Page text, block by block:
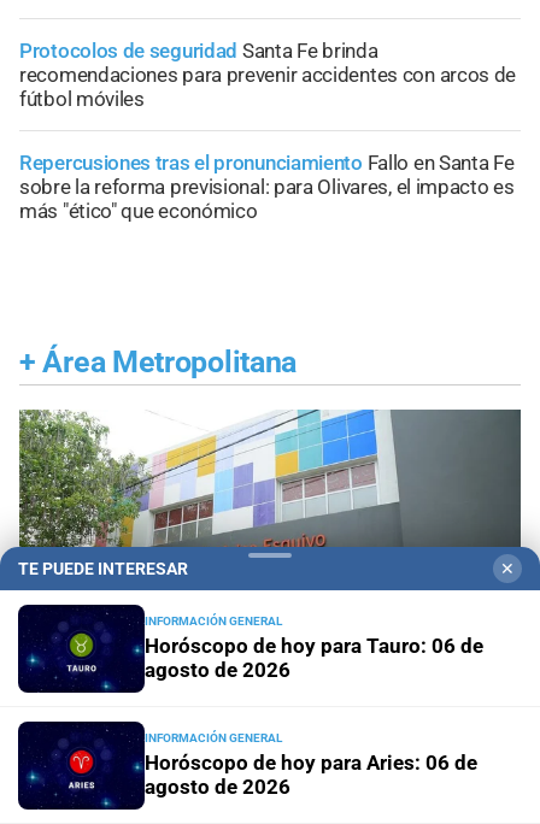
Protocolos de seguridad Santa Fe brinda
recomendaciones para prevenir accidentes con arcos de
fútbol móviles
Repercusiones tras el pronunciamiento Fallo en Santa Fe
sobre la reforma previsional: para Olivares, el impacto es
más "ético" que económico
+ Área Metropolitana
Durante el Mes de las Infancias La Fundación
Mateo Esquivo y Grupo Triferto impulsan una
TE PUEDE INTERESAR ✕
INFORMACIÓN GENERAL
Horóscopo de hoy para Tauro: 06 de
agosto de 2026
INFORMACIÓN GENERAL
Horóscopo de hoy para Aries: 06 de
agosto de 2026